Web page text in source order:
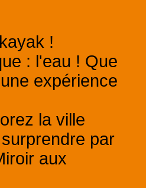
!
: l'eau ! Que
expérience
la ville
par
aux